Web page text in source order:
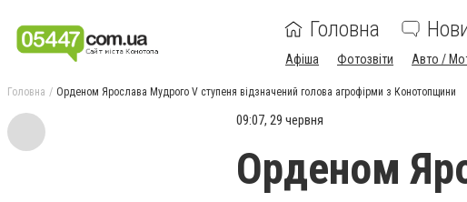
Головна
Афіша Фотозвіти Авто /
Головна Орденом Ярослава Мудрого V ступеня відзначений голова агрофірми з Конотопщини
09:07, 29 червня
Орденом